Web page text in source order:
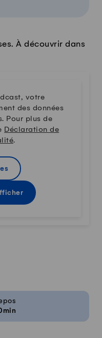
À découvrir dans
votre
des données
Pour plus de
Déclaration de
.